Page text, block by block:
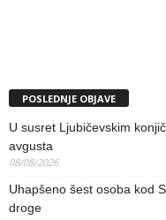
POSLEDNJE OBJAVE
U susret Ljubičevskim
avgusta
08/08/2026
Uhapšeno šest osoba kod
droge